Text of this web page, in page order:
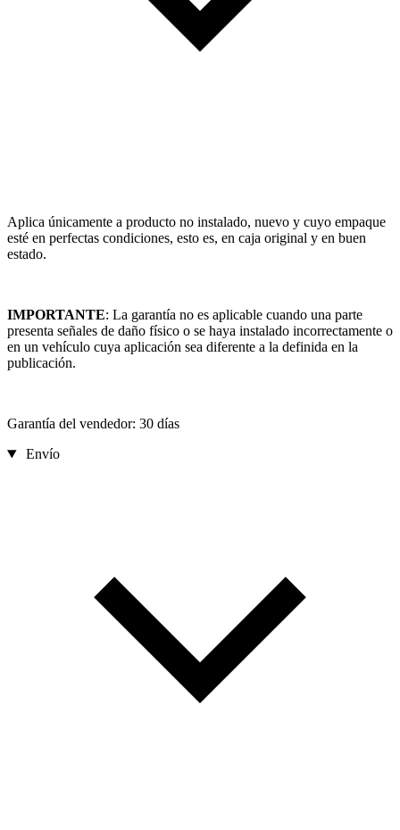
Aplica únicamente a producto no instalado, nuevo y cuyo empaque
esté en perfectas condiciones, esto es, en caja original y en buen
estado.
IMPORTANTE: La garantía no es aplicable cuando una parte
presenta señales de daño físico o se haya instalado incorrectamente o
en un vehículo cuya aplicación sea diferente a la definida en la
publicación.
Garantía del vendedor: 30 días
Envío